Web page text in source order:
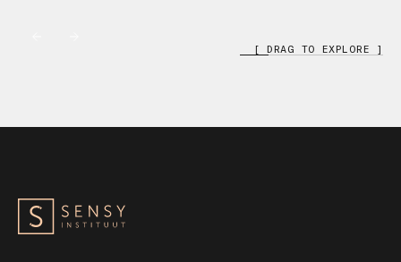
[ DRAG TO EXPLORE ]